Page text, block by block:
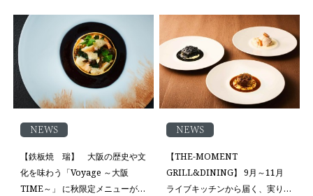
～」 が新登場
【鉄板焼 瑞】 大阪の歴史や文
化を味わう「Voyage ～大阪
TIME～」 に秋限定メニューが登
NEWS
【THE-MOMENT
GRILL&DINING】 9月～11月
ライブキッチンから届く、実り豊
NEWS